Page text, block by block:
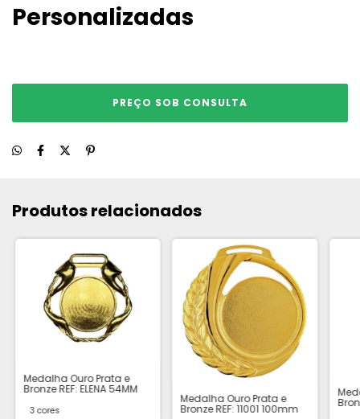
Personalizadas
Produtos relacionados
Medalha Ouro Prata e
Bronze REF: ELENA 54MM
3 cores
Medalha Ouro Prata e
Bronze REF: 11001 100mm